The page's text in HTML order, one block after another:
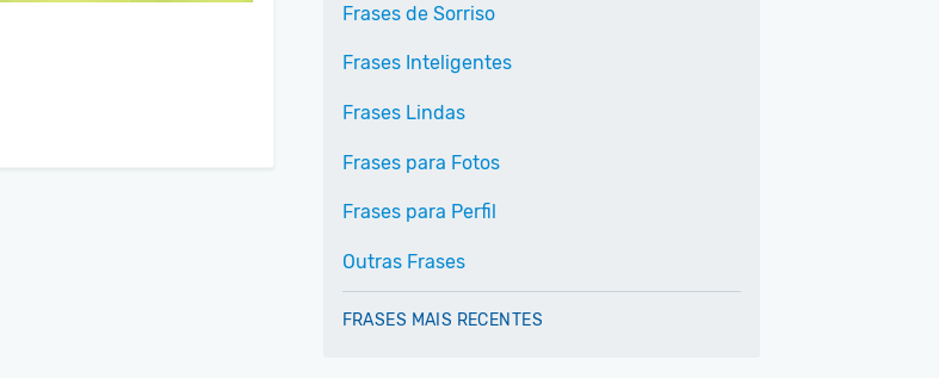
Frases de Sorriso
Frases Inteligentes
Frases Lindas
Frases para Fotos
Frases para Perfil
Outras Frases
FRASES MAIS RECENTES